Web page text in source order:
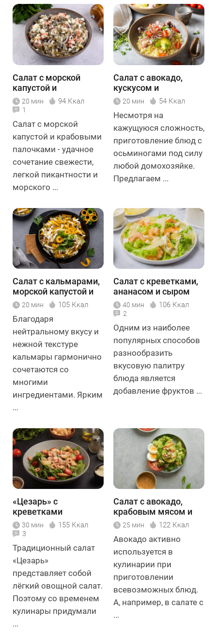
Салат с морской
капустой и
крабовыми
палочками
20 мин 94 Ккал
1
Салат с морской
капустой и крабовыми
палочками - удачное
сочетание свежести,
легкой пикантности и
морского ...
Салат с авокадо,
кускусом и
осьминогом
20 мин 54 Ккал
Несмотря на
кажущуюся сложность,
приготовление блюд с
осьминогами под силу
любой домохозяйке.
Предлагаем ...
Салат с кальмарами,
морской капустой и
тыквой
20 мин 105 Ккал
Благодаря
нейтральному вкусу и
нежной текстуре
кальмары гармонично
сочетаются со
многими
ингредиентами. Ярким
...
Салат с креветками,
ананасом и сыром
40 мин 106 Ккал
2
Одним из наиболее
популярных способов
разнообразить
вкусовую палитру
блюда является
добавление фруктов ...
«Цезарь» с
креветками
30 мин 155 Ккал
3
Традиционный салат
«Цезарь»
представляет собой
лёгкий овощной салат.
Поэтому со временем
кулинары придумали
...
Салат с авокадо,
крабовым мясом и
орехами
25 мин 122 Ккал
Авокадо активно
используется в
кулинарии при
приготовлении
всевозможных блюд.
А, например, в салате с
...